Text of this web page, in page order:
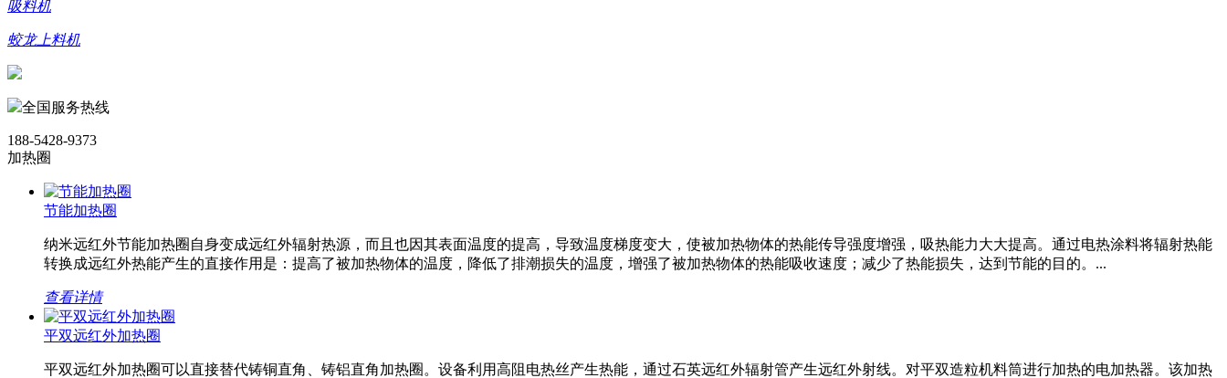
吸料机
蛟龙上料机
全国服务热线
188-5428-9373
加热圈
节能加热圈
纳米远红外节能加热圈自身变成远红外辐射热源，而且也因其表面温度的提高，导致温度梯度变大，使被加热物体的热能传导强度增强，吸热能力大大提高。通过电热涂料将辐射热能
转换成远红外热能产生的直接作用是：提高了被加热物体的温度，降低了排潮损失的温度，增强了被加热物体的热能吸收速度；减少了热能损失，达到节能的目的。...
查看详情
平双远红外加热圈
平双远红外加热圈可以直接替代铸铜直角、铸铝直角加热圈。设备利用高阻电热丝产生热能，通过石英远红外辐射管产生远红外射线。对平双造粒机料筒进行加热的电加热器。该加热